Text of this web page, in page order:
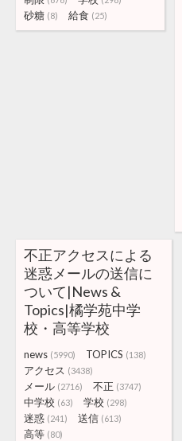
砂糖 (8) 給食 (25)
不正アクセスによる
迷惑メールの送信に
ついて|News &
Topics|橘学苑中学
校・高等学校
news (5990) TOPICS (138)
アクセス (3438)
メール (2716) 不正 (3747)
中学校 (63) 学校 (298)
迷惑 (241) 送信 (613)
高等 (80)